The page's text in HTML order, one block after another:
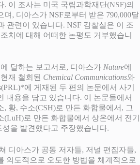
. 이 조사는 미국 국립과학재단(NSF)의
, 디아스가 NSF로부터 받은 790,000달
관련이 있습니다. NSF 감찰실은 이 조
치에 대해 어떠한 논평도 거부했습니
달하는 보고서로, 디아스가 Nature에
재 철회된 Chemical Communications와
에 게재된 두 편의 논문에서 사기
내용을 담고 있습니다. 이 논문들에서
, 황, 수소(CSH)로 만든 화합물에서, 그
(LuH)로 만든 화합물에서 상온에서 전기
을 발견했다고 주장했습니다.
디아스가 공동 저자들, 저널 편집자들,
의도적으로 오도한 방법을 체계적으로